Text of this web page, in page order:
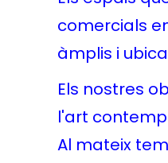
comercials
àmplis i
Els nostres
l'art
Al mateix